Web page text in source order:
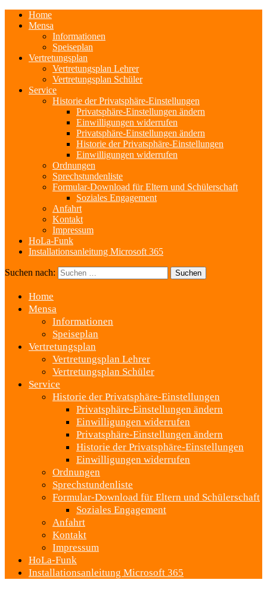
Home
Mensa
Informationen
Speiseplan
Vertretungsplan
Vertretungsplan Lehrer
Vertretungsplan Schüler
Service
Historie der Privatsphäre-Einstellungen
Privatsphäre-Einstellungen ändern
Einwilligungen widerrufen
Privatsphäre-Einstellungen ändern
Historie der Privatsphäre-Einstellungen
Einwilligungen widerrufen
Ordnungen
Sprechstundenliste
Formular-Download für Eltern und Schülerschaft
Soziales Engagement
Anfahrt
Kontakt
Impressum
HoLa-Funk
Installationsanleitung Microsoft 365
Suchen nach:
Home
Mensa
Informationen
Speiseplan
Vertretungsplan
Vertretungsplan Lehrer
Vertretungsplan Schüler
Service
Historie der Privatsphäre-Einstellungen
Privatsphäre-Einstellungen ändern
Einwilligungen widerrufen
Privatsphäre-Einstellungen ändern
Historie der Privatsphäre-Einstellungen
Einwilligungen widerrufen
Ordnungen
Sprechstundenliste
Formular-Download für Eltern und Schülerschaft
Soziales Engagement
Anfahrt
Kontakt
Impressum
HoLa-Funk
Installationsanleitung Microsoft 365